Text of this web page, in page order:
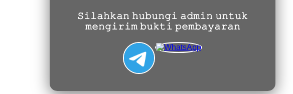
𝚂𝚒𝚕𝚊𝚑𝚔𝚊𝚗 𝚑𝚞𝚋𝚞𝚗𝚐𝚒 𝚊𝚍𝚖𝚒𝚗 𝚞𝚗𝚝𝚞𝚔
𝚖𝚎𝚗𝚐𝚒𝚛𝚒𝚖 𝚋𝚞𝚔𝚝𝚒 𝚙𝚎𝚖𝚋𝚊𝚢𝚊𝚛𝚊𝚗